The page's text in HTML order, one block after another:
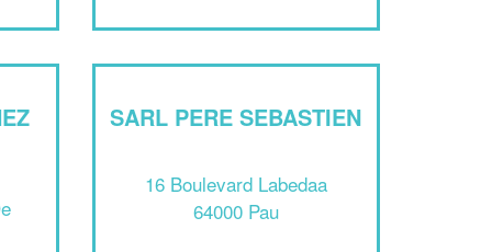
SARL PERE SEBASTIEN
16 Boulevard Labedaa
64000 Pau
Vous êtes un
vosmargestout en gagnant de
nouveaux clients